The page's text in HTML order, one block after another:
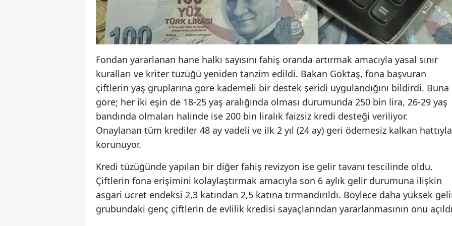
Fondan yararlanan hane halkı sayısını fahiş oranda artırmak amacıyla yasal sınır
kuralları ve kriter tüzüğü yeniden tanzim edildi. Bakan Göktaş, fona başvuran
çiftlerin yaş gruplarına göre kademeli bir destek şeridi uygulandığını bildirdi. Buna
göre; her iki eşin de 18-25 yaş aralığında olması durumunda 250 bin lira, 26-29 yaş
bandında olmaları halinde ise 200 bin liralık faizsiz kredi desteği veriliyor.
Onaylanan tüm krediler 48 ay vadeli ve ilk 2 yıl (24 ay) geri ödemesiz kalkan hattıyla
korunuyor.
Kredi tüzüğünde yapılan bir diğer fahiş revizyon ise gelir tavanı tescilinde oldu.
Çiftlerin fona erişimini kolaylaştırmak amacıyla son 6 aylık gelir durumuna ilişkin
asgari ücret endeksi 2,3 katından 2,5 katına tırmandırıldı. Böylece daha yüksek
grubundaki genç çiftlerin de evlilik kredisi sayaçlarından yararlanmasının önü